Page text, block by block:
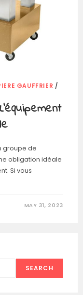
GAUFFRIER /
groupe de
obligation idéale
Si vous
MAY 31, 2023
SEARCH